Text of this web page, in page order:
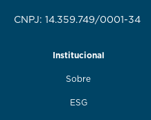
CNPJ: 14.359.749/0001-34
Institucional
Sobre
ESG